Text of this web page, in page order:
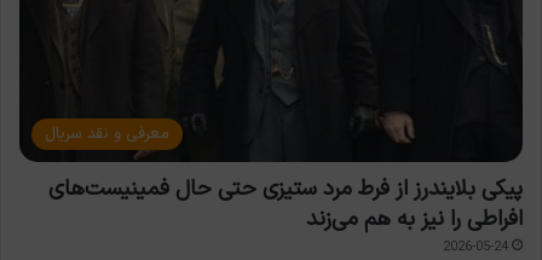
معرفی و نقد سریال
پیکی بلایندرز از فرط مرد ستیزی حتی حال فمینیست‌های
افراطی را نیز به هم می‌زند
2026-05-24